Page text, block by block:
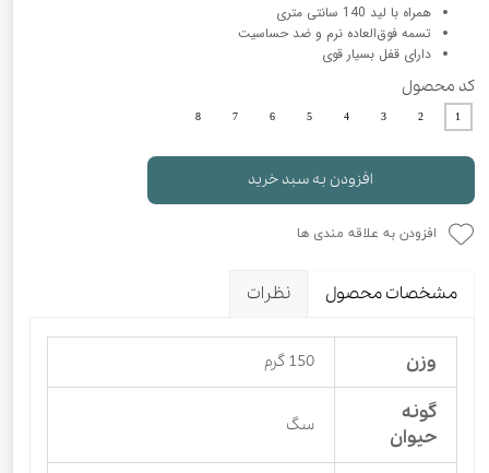
همراه با لید 140 سانتی متری
تسمه فوق‌العاده نرم و ضد حساسیت
دارای قفل بسیار قوی
کد محصول
1
2
3
4
5
6
7
8
افزودن به سبد خرید
افزودن به علاقه مندی ها
مشخصات محصول نظرات
وزن 150 گرم
گونه
حیوان
سگ